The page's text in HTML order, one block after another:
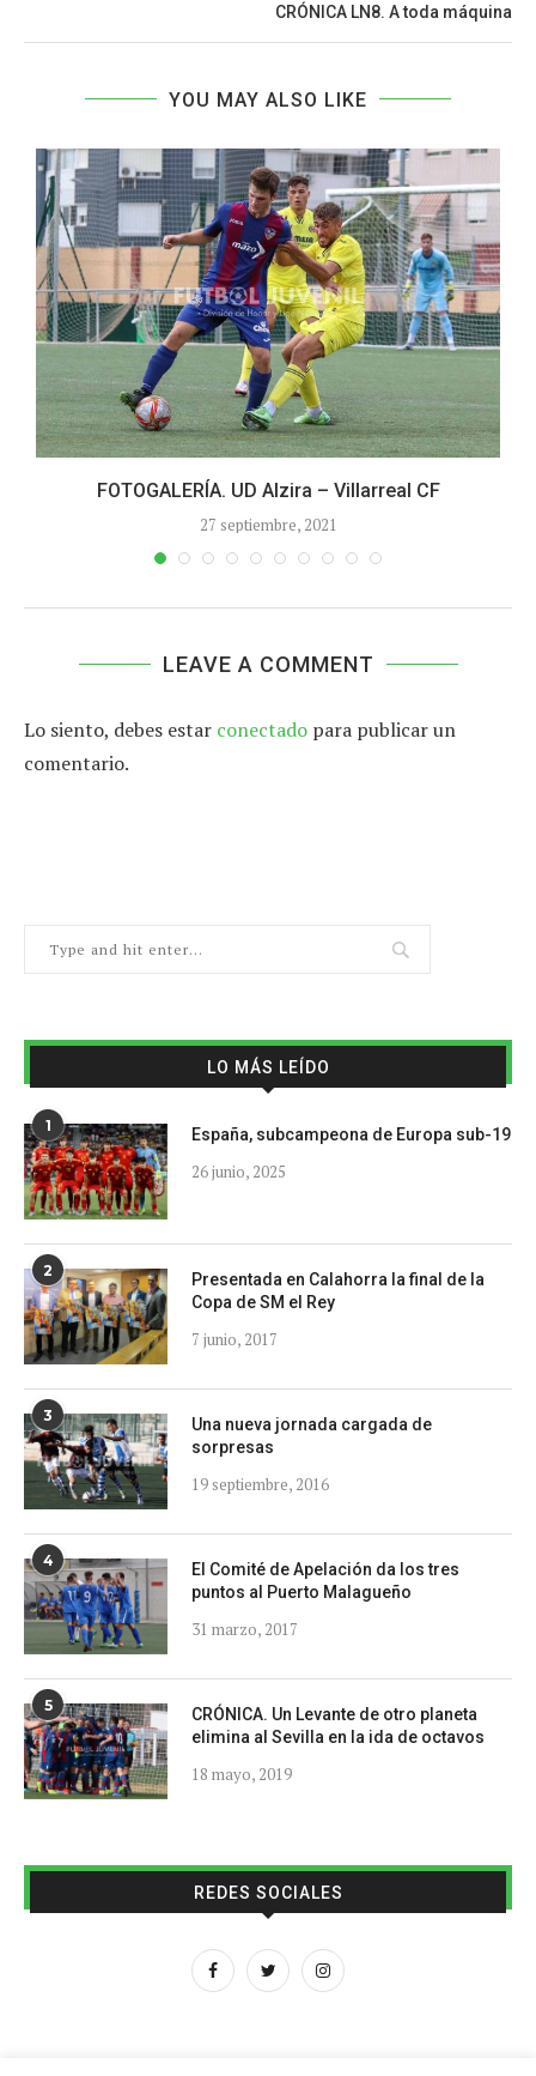
CRÓNICA LN8. A toda máquina
YOU MAY ALSO LIKE
FOTOGALERÍA. UD Alzira – Villarreal CF
27 septiembre, 2021
LEAVE A COMMENT
Lo siento, debes estar conectado para publicar un
comentario.
LO MÁS LEÍDO
1 España, subcampeona de Europa sub-19
26 junio, 2025
2
Presentada en Calahorra la final de la
Copa de SM el Rey
7 junio, 2017
3
Una nueva jornada cargada de
sorpresas
19 septiembre, 2016
4
El Comité de Apelación da los tres
puntos al Puerto Malagueño
31 marzo, 2017
5
CRÓNICA. Un Levante de otro planeta
elimina al Sevilla en la ida de octavos
18 mayo, 2019
REDES SOCIALES